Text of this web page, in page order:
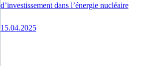
d’investissement dans l’énergie nucléaire
15.04.2025